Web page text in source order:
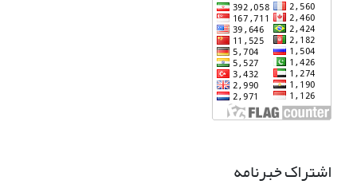
اشتراک خبرنامه